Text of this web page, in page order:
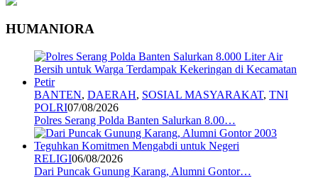
HUMANIORA
BANTEN, DAERAH, SOSIAL MASYARAKAT, TNI
POLRI07/08/2026
Polres Serang Polda Banten Salurkan 8.00…
RELIGI06/08/2026
Dari Puncak Gunung Karang, Alumni Gontor…